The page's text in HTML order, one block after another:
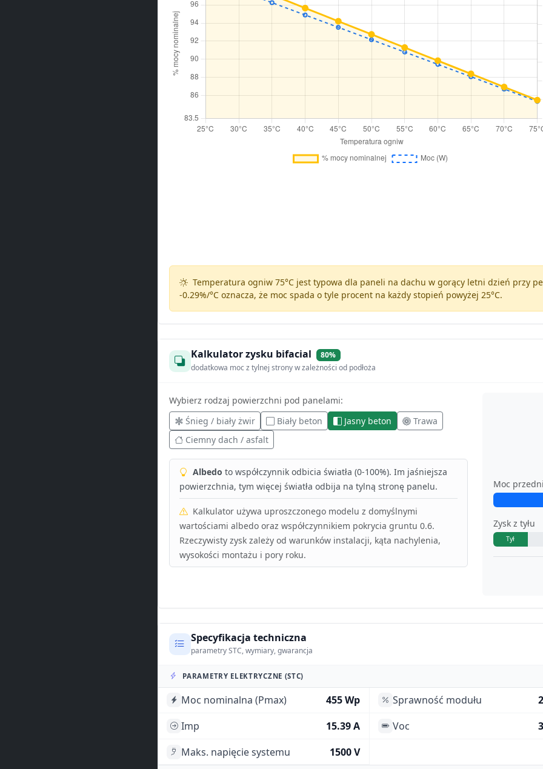
Temperatura ogniw 75°C jest typowa dla paneli na dachu w gorący letni dzień przy
-0.29%/°Coznacza, że moc spada o tyle procent na każdy stopień powyżej 25°C.
Kalkulator zysku bifacial
80%
dodatkowa moc z tylnej strony w zależności od podłoża
Wybierz rodzaj powierzchni pod panelami:
Śnieg / biały żwir
Biały beton Jasny beton
Trawa
Ciemny dach / asfalt
Albedo to współczynnik odbicia światła (0-100%). Im jaśniejsza
powierzchnia, tym więcej światła odbija na tylną stronę panelu.
Kalkulator używa uproszczonego modelu z domyślnymi
wartościami albedo oraz współczynnikiem pokrycia gruntu 0.6.
Rzeczywisty zysk zależy od warunków instalacji, kąta nachylenia,
wysokości montażu i pory roku.
Moc
Zysk z tyłu
Tył
Specyfikacja techniczna
parametry STC, wymiary, gwarancja
PARAMETRY ELEKTRYCZNE (STC)
Moc nominalna (Pmax) 455 Wp Sprawność modułu
Imp
15.39 A Voc
Maks. napięcie systemu
1500 V